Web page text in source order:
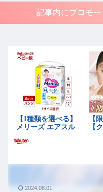
記事内にプロモー
2024.08.01